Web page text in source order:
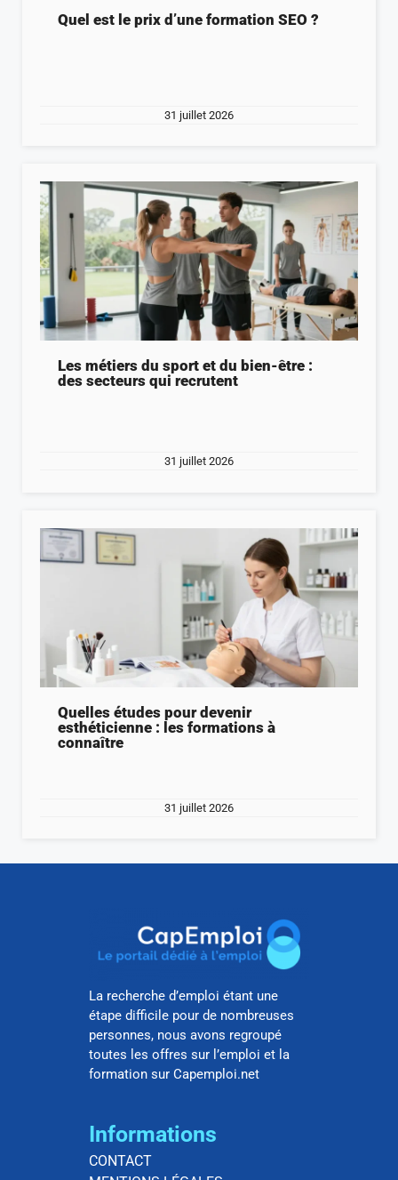
Quel est le prix d’une formation SEO ?
31 juillet 2026
Les métiers du sport et du bien-être :
des secteurs qui recrutent
31 juillet 2026
Quelles études pour devenir
esthéticienne : les formations à
connaître
31 juillet 2026
La recherche d’emploi étant une
étape difficile pour de nombreuses
personnes, nous avons regroupé
toutes les offres sur l’emploi et la
formation sur Capemploi.net
Informations
CONTACT